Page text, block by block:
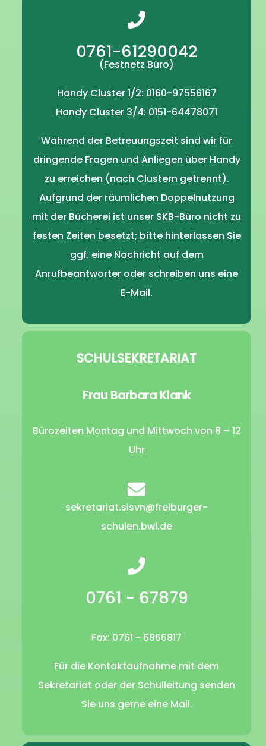
0761-61290042
(Festnetz Büro)
Handy Cluster 1/2: 0160-97556167
Handy Cluster 3/4: 0151-64478071
Während der Betreuungszeit sind wir für
dringende Fragen und Anliegen über Handy
zu erreichen (nach Clustern getrennt).
Aufgrund der räumlichen Doppelnutzung
mit der Bücherei ist unser SKB-Büro nicht zu
festen Zeiten besetzt; bitte hinterlassen Sie
ggf. eine Nachricht auf dem
Anrufbeantworter oder schreiben uns eine
E-Mail.
SCHULSEKRETARIAT
Frau Barbara Klank
Bürozeiten Montag und Mittwoch von 8 – 12
Uhr
sekretariat.slsvn@freiburger-
schulen.bwl.de
0761 - 67879
Fax: 0761 - 6966817
Für die Kontaktaufnahme mit dem
Sekretariat oder der Schulleitung senden
Sie uns gerne eine Mail.